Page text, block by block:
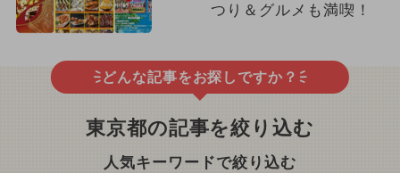
つり＆グルメも満喫！
どんな記事をお探しですか？
東京都の記事を絞り込む
人気キーワードで絞り込む